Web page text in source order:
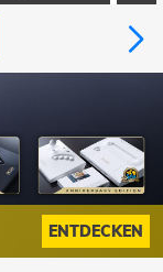
ENTDECKEN